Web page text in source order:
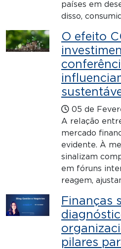
países em
disso,
O efeito
05 de
A relação
mercado
evidente. À
sinalizam
em fóruns
reagem,
Finanças
pilares